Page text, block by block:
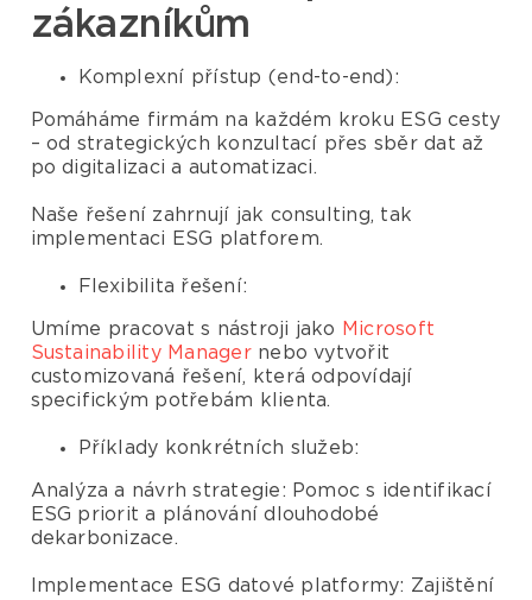
zákazníkům
Komplexní přístup (end-to-end):
Pomáháme firmám na každém kroku ESG cesty
– od strategických konzultací přes sběr dat až
po digitalizaci a automatizaci.
Naše řešení zahrnují jak consulting, tak
implementaci ESG platforem.
Flexibilita řešení:
Umíme pracovat s nástroji jako
Microsoft
Sustainability Managernebo vytvořit
customizovaná řešení, která odpovídají
specifickým potřebám klienta.
Příklady konkrétních služeb:
Analýza a návrh strategie: Pomoc s identifikací
ESG priorit a plánování dlouhodobé
dekarbonizace.
Implementace ESG datové platformy: Zajištění